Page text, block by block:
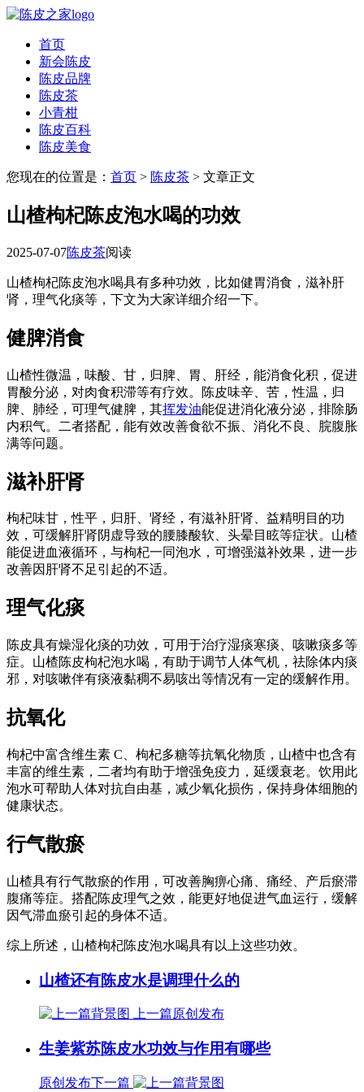
首页
新会陈皮
陈皮品牌
陈皮茶
小青柑
陈皮百科
陈皮美食
您现在的位置是： 首页 > 陈皮茶 > 文章正文
山楂枸杞陈皮泡水喝的功效
2025-07-07陈皮茶阅读
山楂枸杞陈皮泡水喝具有多种功效，比如健胃消食，滋补肝
肾，理气化痰等，下文为大家详细介绍一下。
健脾消食
山楂性微温，味酸、甘，归脾、胃、肝经，能消食化积，促进
胃酸分泌，对肉食积滞等有疗效。陈皮味辛、苦，性温，归
脾、肺经，可理气健脾，其挥发油能促进消化液分泌，排除肠
内积气。二者搭配，能有效改善食欲不振、消化不良、脘腹胀
满等问题。
滋补肝肾
枸杞味甘，性平，归肝、肾经，有滋补肝肾、益精明目的功
效，可缓解肝肾阴虚导致的腰膝酸软、头晕目眩等症状。山楂
能促进血液循环，与枸杞一同泡水，可增强滋补效果，进一步
改善因肝肾不足引起的不适。
理气化痰
陈皮具有燥湿化痰的功效，可用于治疗湿痰寒痰、咳嗽痰多等
症。山楂陈皮枸杞泡水喝，有助于调节人体气机，祛除体内痰
邪，对咳嗽伴有痰液黏稠不易咳出等情况有一定的缓解作用。
抗氧化
枸杞中富含维生素 C、枸杞多糖等抗氧化物质，山楂中也含有
丰富的维生素，二者均有助于增强免疫力，延缓衰老。饮用此
泡水可帮助人体对抗自由基，减少氧化损伤，保持身体细胞的
健康状态。
行气散瘀
山楂具有行气散瘀的作用，可改善胸痹心痛、痛经、产后瘀滞
腹痛等症。搭配陈皮理气之效，能更好地促进气血运行，缓解
因气滞血瘀引起的身体不适。
综上所述，山楂枸杞陈皮泡水喝具有以上这些功效。
山楂还有陈皮水是调理什么的
上一篇原创发布
生姜紫苏陈皮水功效与作用有哪些
原创发布下一篇